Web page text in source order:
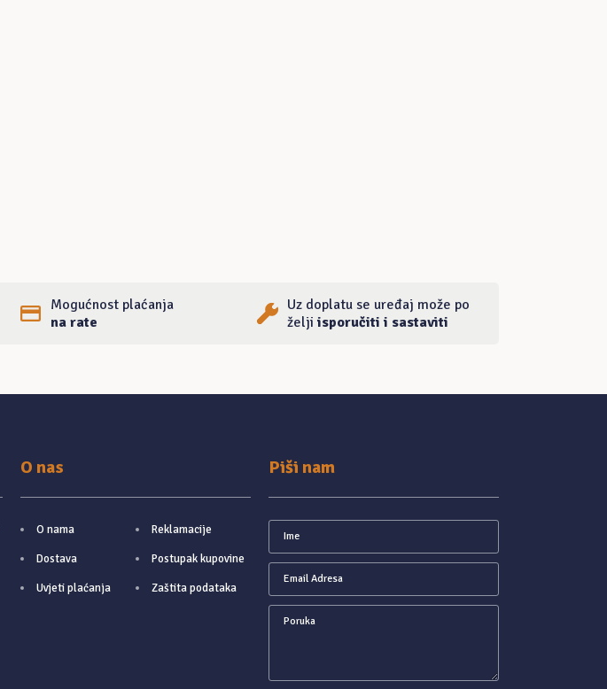
Mogućnost plaćanja
na rate
Uz doplatu se uređaj može po
želji isporučiti i sastaviti
O nas
O nama Reklamacije
Dostava Postupak kupovine
Uvjeti plaćanja Zaštita podataka
Piši nam